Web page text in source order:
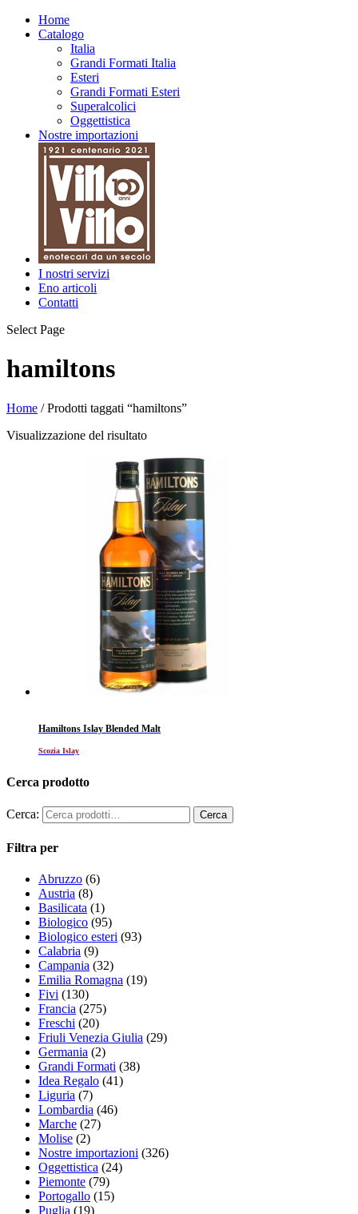
Home
Catalogo
Italia
Grandi Formati Italia
Esteri
Grandi Formati Esteri
Superalcolici
Oggettistica
Nostre importazioni
I nostri servizi
Eno articoli
Contatti
Select Page
hamiltons
Home / Prodotti taggati “hamiltons”
Visualizzazione del risultato
Hamiltons Islay Blended Malt
Scozia Islay
Cerca prodotto
Cerca:
Filtra per
Abruzzo (6)
Austria (8)
Basilicata (1)
Biologico (95)
Biologico esteri (93)
Calabria (9)
Campania (32)
Emilia Romagna (19)
Fivi (130)
Francia (275)
Freschi (20)
Friuli Venezia Giulia (29)
Germania (2)
Grandi Formati (38)
Idea Regalo (41)
Liguria (7)
Lombardia (46)
Marche (27)
Molise (2)
Nostre importazioni (326)
Oggettistica (24)
Piemonte (79)
Portogallo (15)
Puglia (19)